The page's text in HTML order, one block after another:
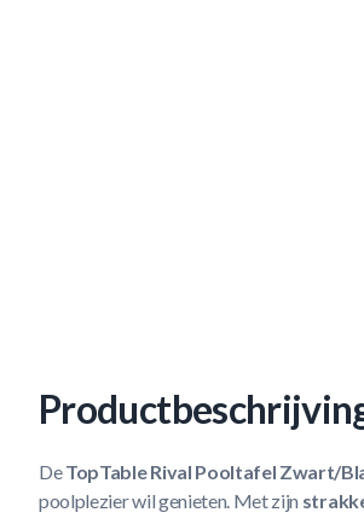
DeTopTable Rival Pooltafel Zwart/
poolplezier wil genieten. Met zijn